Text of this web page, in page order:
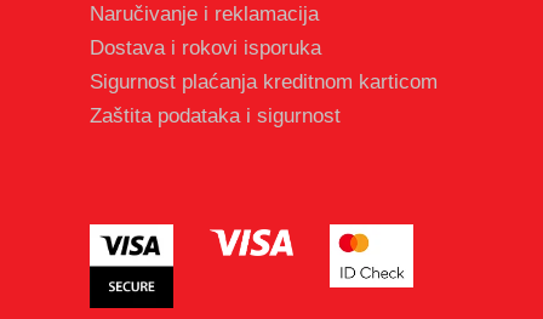
Naručivanje i reklamacija
Dostava i rokovi isporuka
Sigurnost plaćanja kreditnom karticom
Zaštita podataka i sigurnost